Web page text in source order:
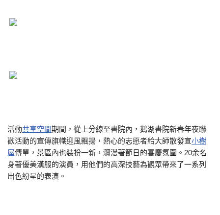
活動共享空間期間，從上分線至書院內，鵝湖書院新春年夜聯
歡活動的宣傳旗幟迎風飄揚，熱心的志愿者給大師散發宣小樹
屋傳單，景區內也裝扮一新，瀰漫著節日的喜慶氛圍。20余名
身著優美漢服的演員，用他們的高深技藝為觀眾帶來了一系列
出色紛呈的表演。